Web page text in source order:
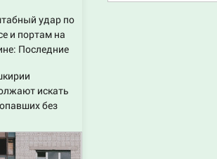
разбор
операции
от военкора
удар по
и портам на
Последние
России 9
2026 года
искать
без